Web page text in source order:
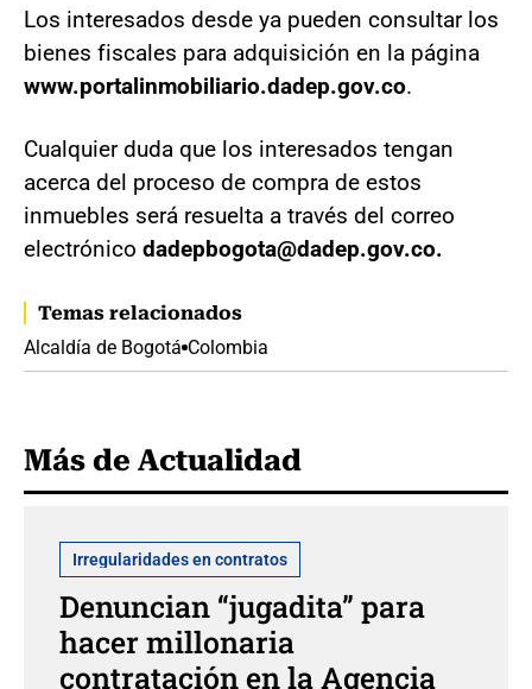
Los interesados desde ya pueden consultar los
bienes fiscales para adquisición en la página
www.portalinmobiliario.dadep.gov.co.
Cualquier duda que los interesados tengan
acerca del proceso de compra de estos
inmuebles será resuelta a través del correo
electrónico dadepbogota@dadep.gov.co.
Temas relacionados
Alcaldía de Bogotá Colombia
Más de Actualidad
Irregularidades en contratos
Denuncian “jugadita” para
hacer millonaria
contratación en la Agencia